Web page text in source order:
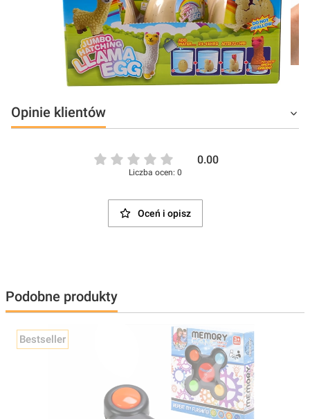
Opinie klientów
0.00
Liczba ocen: 0
Oceń i opisz
Podobne produkty
Bestseller